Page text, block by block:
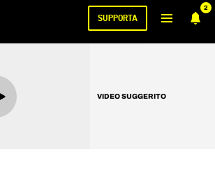
2
SUPPORTA
VIDEO SUGGERITO